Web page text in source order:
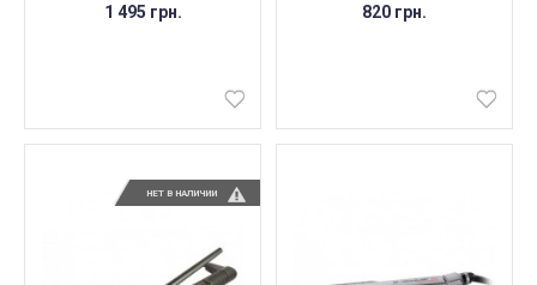
1 495 грн. 820 грн.
НЕТ В НАЛИЧИИ